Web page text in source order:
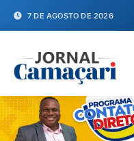
7 DE AGOSTO DE 2026